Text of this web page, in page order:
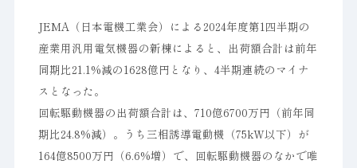
JEMA（日本電機工業会）による2024年度第1四半期の
産業用汎用電気機器の新棟によると、出荷額合計は前年
同期比21.1%減の1628億円となり、4半期連続のマイナ
スとなった。
回転駆動機器の出荷額合計は、710億6700万円（前年同
期比24.8%減）。うち三相誘導電動機（75kW以下）が
164億8500万円（6.6%増）で、回転駆動機器のなかで唯